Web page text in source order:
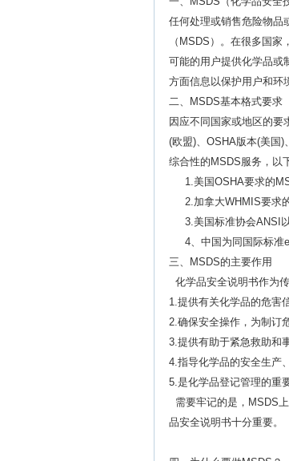
任何处理或销售危险物品
（MSDS）。在很多国
可能的用户提供化学品或
方面信息以保护用户和环
二、MSDS基本格式要求
因应不同国家或地区的
(欧盟)、OSHA版本(美国
综合性的MSDS服务，以
1.美国OSHA要求的
2.加拿大WHMIS要求
3.美国标准协会ANSI
4、中国为同国际标准
三、MSDS的主要作用
化学品安全说明书作为
1.提供有关化学品的危害
2.确保安全操作，为制订
3.提供有助于紧急救助和
4.指导化学品的安全生产
5.是化学品登记管理的重
需要牢记的是，MSDS
品安全说明书十分重要。